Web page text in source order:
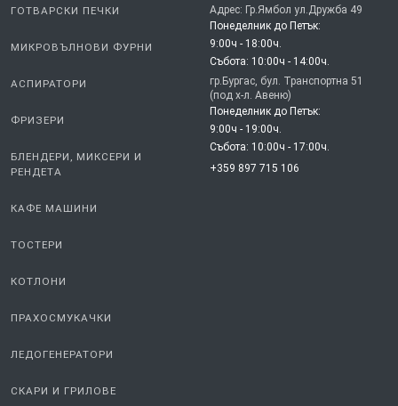
ГОТВАРСКИ ПЕЧКИ
МИКРОВЪЛНОВИ ФУРНИ
АСПИРАТОРИ
ФРИЗЕРИ
БЛЕНДЕРИ, МИКСЕРИ И
РЕНДЕТА
КАФЕ МАШИНИ
ТОСТЕРИ
КОТЛОНИ
ПРАХОСМУКАЧКИ
ЛЕДОГЕНЕРАТОРИ
СКАРИ И ГРИЛОВЕ
Адрес: Гр.Ямбол ул.Дружба 49
Понеделник до Петък:
9:00ч - 18:00ч.
Събота: 10:00ч - 14:00ч.
гр.Бургас, бул. Транспортна 51
(под х-л. Авеню)
Понеделник до Петък:
9:00ч - 19:00ч.
Събота: 10:00ч - 17:00ч.
+359 897 715 106